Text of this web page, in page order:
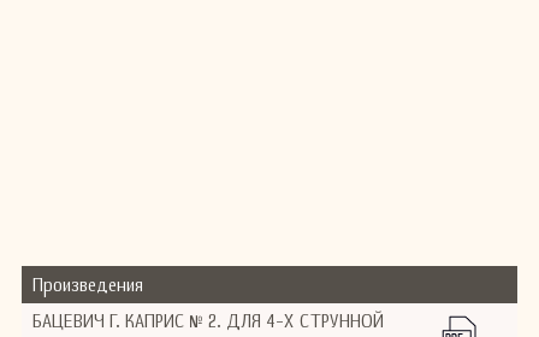
Произведения
БАЦЕВИЧ Г. КАПРИС № 2. ДЛЯ 4-Х СТРУННОЙ